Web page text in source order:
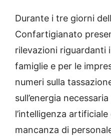
Durante i tre giorni
Confartigianato
rilevazioni riguardanti
famiglie e per le
numeri sulla
sull’energia
l’intelligenza
mancanza di